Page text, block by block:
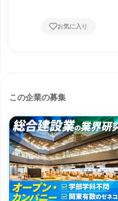
お気に入り
この企業の募集